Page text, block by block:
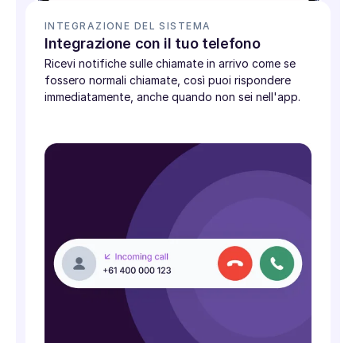
INTEGRAZIONE DEL SISTEMA
Integrazione con il tuo telefono
Ricevi notifiche sulle chiamate in arrivo come se
fossero normali chiamate, così puoi rispondere
immediatamente, anche quando non sei nell'app.